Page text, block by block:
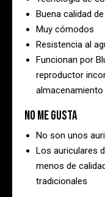
Buena calidad
Muy cómodos
Resistencia al
Funcionan por
reproductor
almacenamiento
No me gusta
No son unos
Los auriculares
menos de
tradicionales